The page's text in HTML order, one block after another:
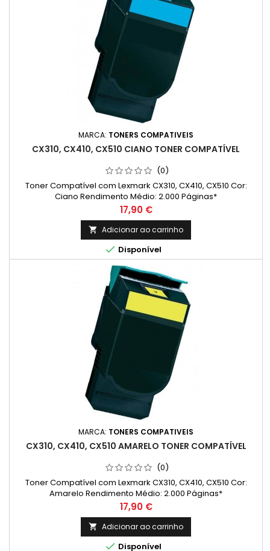
MARCA: TONERS COMPATIVEIS
CX310, CX410, CX510 CIANO TONER COMPATÍVEL
(0)
Toner Compatível com Lexmark CX310, CX410, CX510 Cor:
Ciano Rendimento Médio: 2.000 Páginas*
Preço
17,90 €
 Adicionar ao carrinho
 Disponível
MARCA: TONERS COMPATIVEIS
CX310, CX410, CX510 AMARELO TONER COMPATÍVEL
(0)
Toner Compatível com Lexmark CX310, CX410, CX510 Cor:
Amarelo Rendimento Médio: 2.000 Páginas*
Preço
17,90 €
 Adicionar ao carrinho
 Disponível